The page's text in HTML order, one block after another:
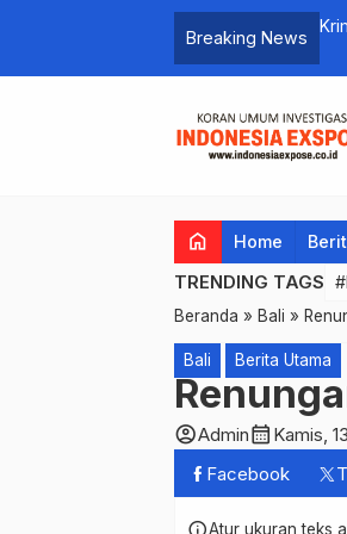
Breaking News
home Home
TRENDING TAGS
Beranda » Bali »
Bali Berita Utama
account_circleAdmincalendar_month Kamis,
Facebook
Atur ukuran teks